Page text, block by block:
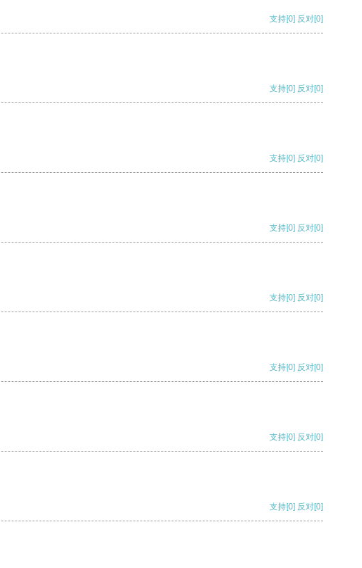
支持[0] 反对[0]
支持[0] 反对[0]
支持[0] 反对[0]
支持[0] 反对[0]
支持[0] 反对[0]
支持[0] 反对[0]
支持[0] 反对[0]
支持[0] 反对[0]